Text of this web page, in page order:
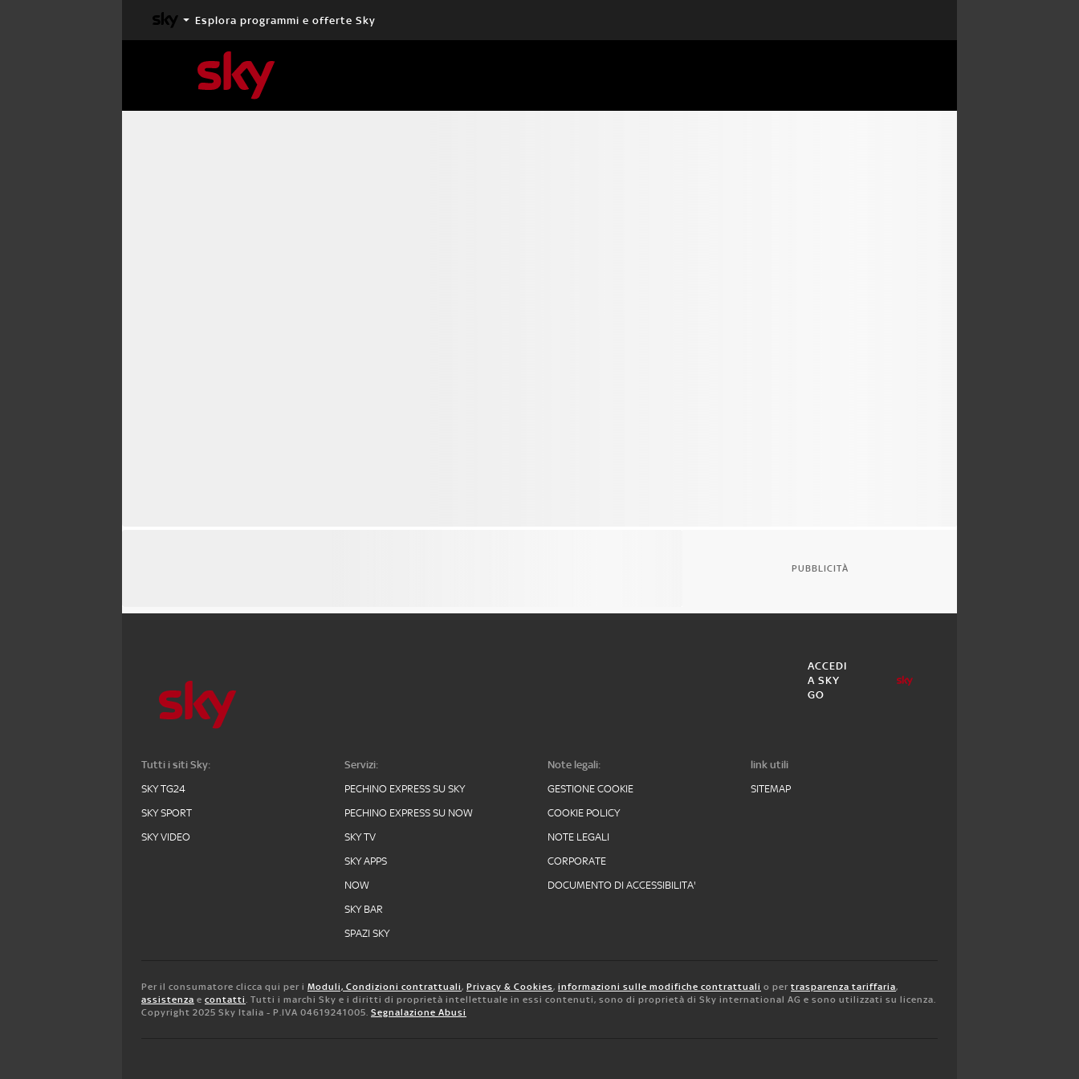
Esplora programmi e offerte Sky
PUBBLICITÀ
ACCEDI
A SKY
GO
Tutti i siti Sky:
SKY TG24
SKY SPORT
SKY VIDEO
Servizi:
PECHINO EXPRESS SU SKY
PECHINO EXPRESS SU NOW
SKY TV
SKY APPS
NOW
SKY BAR
SPAZI SKY
Note legali:
GESTIONE COOKIE
COOKIE POLICY
NOTE LEGALI
CORPORATE
DOCUMENTO DI ACCESSIBILITA'
link utili
SITEMAP
Per il consumatore clicca qui per i Moduli, Condizioni contrattuali, Privacy & Cookies, informazioni sulle modifiche contrattuali o per trasparenza tariffaria,
assistenza e contatti. Tutti i marchi Sky e i diritti di proprietà intellettuale in essi contenuti, sono di proprietà di Sky international AG e sono utilizzati su licenza.
Copyright 2025 Sky Italia - P.IVA 04619241005. Segnalazione Abusi